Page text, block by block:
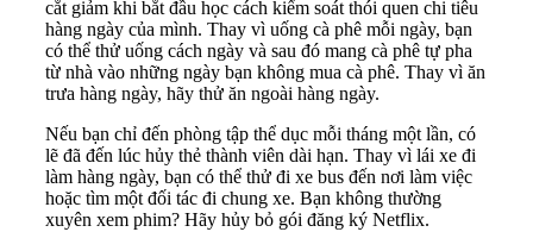
cắt giảm khi bắt đầu học cách kiểm soát thói quen chi tiêu
hàng ngày của mình. Thay vì uống cà phê mỗi ngày, bạn
có thể thử uống cách ngày và sau đó mang cà phê tự pha
từ nhà vào những ngày bạn không mua cà phê. Thay vì ăn
trưa hàng ngày, hãy thử ăn ngoài hàng ngày.
Nếu bạn chỉ đến phòng tập thể dục mỗi tháng một lần, có
lẽ đã đến lúc hủy thẻ thành viên dài hạn. Thay vì lái xe đi
làm hàng ngày, bạn có thể thử đi xe bus đến nơi làm việc
hoặc tìm một đối tác đi chung xe. Bạn không thường
xuyên xem phim? Hãy hủy bỏ gói đăng ký Netflix.